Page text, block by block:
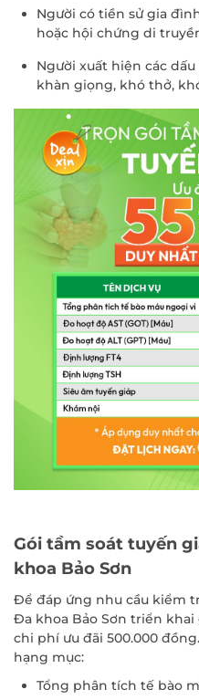
Người có tiền sử gia
hoặc hội chứng di
Người xuất hiện các
khàn giọng, khó thở,
Gói tầm soát tuyến
khoa Bảo Sơn
Để đáp ứng nhu cầu kiểm
Đa khoa Bảo Sơn triển
chi phí ưu đãi 500.000
hạng mục:
Tổng phân tích tế bào